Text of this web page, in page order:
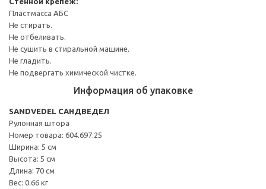
Пластмасса АБС
Не стирать.
Не отбеливать.
Не сушить в стиральной машине.
Не гладить.
Не подвергать химической чистке.
Информация об упаковке
SANDVEDEL САНДВЕДЕЛ
Рулонная штора
Номер товара: 604.697.25
Ширина: 5 см
Высота: 5 см
Длина: 70 см
Вес: 0.66 кг